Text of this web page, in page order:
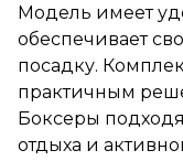
Модель имеет
обеспечивает
посадку.
практичным
Боксеры
отдыха и